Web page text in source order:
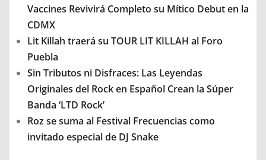
Vaccines Revivirá Completo su Mítico Debut en la
CDMX
Lit Killah traerá su TOUR LIT KILLAH al Foro
Puebla
Sin Tributos ni Disfraces: Las Leyendas
Originales del Rock en Español Crean la Súper
Banda ‘LTD Rock’
Roz se suma al Festival Frecuencias como
invitado especial de DJ Snake